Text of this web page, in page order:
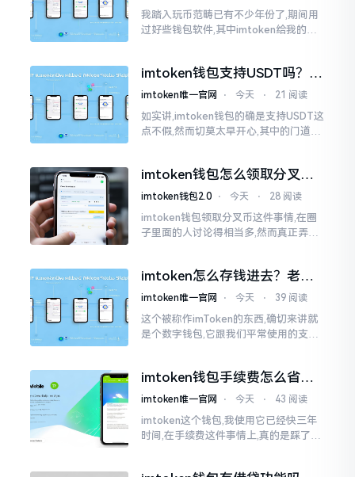
我踏入玩币范畴已有不少年份了,期间用
过好些钱包软件,其中imtoken给我的整
imtoken钱包支持USDT吗？转
账提现全攻略
imtoken唯一官网 ⋅ 今天 ⋅ 21 阅读
如实讲,imtoken钱包的确是支持USDT这
点不假,然而切莫太早开心,其中的门道是
费高得主子心疼
imtoken钱包怎么领取分叉
币？老手教你避坑
imtoken钱包2.0 ⋅ 今天 ⋅ 28 阅读
imtoken钱包领取分叉币这件事情,在圈
子里面的人讨论得相当多,然而真正弄明
imtoken怎么存钱进去？老玩
家教你把钱转进钱包
imtoken唯一官网 ⋅ 今天 ⋅ 39 阅读
这个被称作imToken的东西,确切来讲就
是个数字钱包,它跟我们平常使用的支付
时候都会陷入困惑
imtoken钱包手续费怎么省？
老玩家告诉你几个实在招
imtoken唯一官网 ⋅ 今天 ⋅ 43 阅读
imtoken这个钱包,我使用它已经快三年
时间,在手续费这件事情上,真的是踩了好